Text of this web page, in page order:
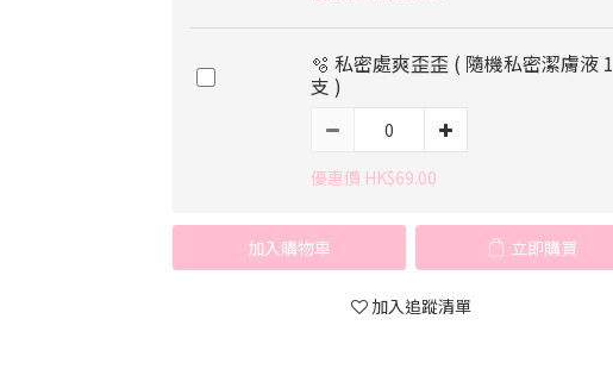
🫧 私密處爽歪歪 ( 隨機私密潔膚液 1
支 )
優惠價 HK$69.00
加入購物車 立即購買
加入追蹤清單